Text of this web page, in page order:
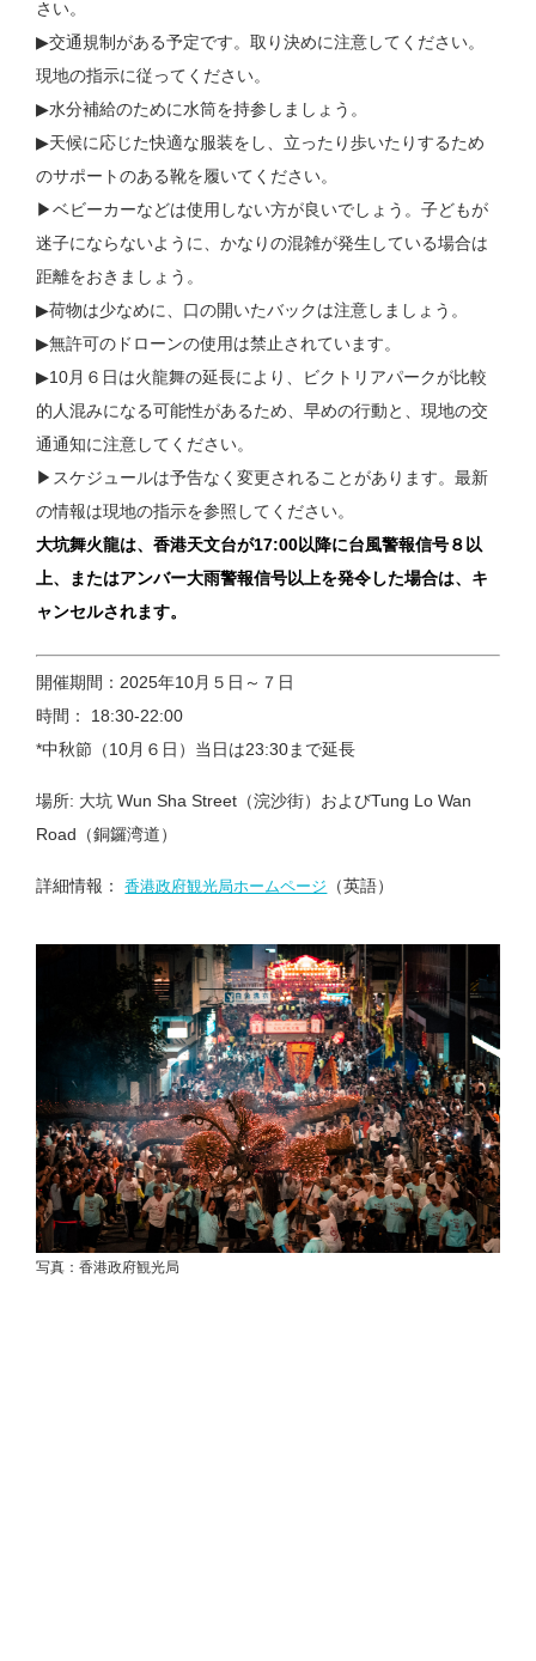
さい。
▶︎交通規制がある予定です。取り決めに注意してください。
現地の指示に従ってください。
▶︎水分補給のために水筒を持参しましょう。
▶︎天候に応じた快適な服装をし、立ったり歩いたりするため
のサポートのある靴を履いてください。
▶︎ベビーカーなどは使用しない方が良いでしょう。子どもが
迷子にならないように、かなりの混雑が発生している場合は
距離をおきましょう。
▶︎荷物は少なめに、口の開いたバックは注意しましょう。
▶︎無許可のドローンの使用は禁止されています。
▶︎10月６日は火龍舞の延長により、ビクトリアパークが比較
的人混みになる可能性があるため、早めの行動と、現地の交
通通知に注意してください。
▶︎スケジュールは予告なく変更されることがあります。最新
の情報は現地の指示を参照してください。
大坑舞火龍は、香港天文台が17:00以降に台風警報信号８以
上、またはアンバー大雨警報信号以上を発令した場合は、キ
ャンセルされます。
開催期間：2025年10月５日～７日
時間： 18:30-22:00
*中秋節（10月６日）当日は23:30まで延長
場所: 大坑 Wun Sha Street（浣沙街）およびTung Lo Wan
Road（銅鑼湾道）
詳細情報：香港政府観光局ホームページ （英語）
写真：香港政府観光局